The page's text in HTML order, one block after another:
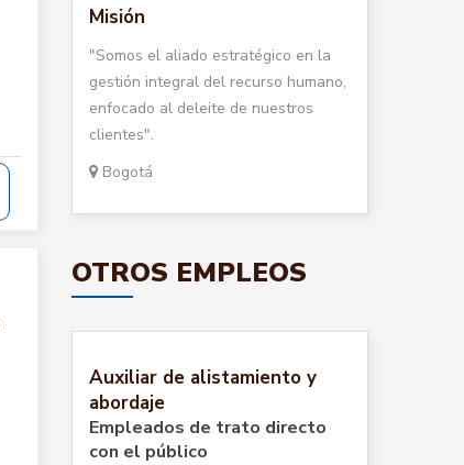
Misión
"Somos el aliado estratégico en la
gestión integral del recurso humano,
enfocado al deleite de nuestros
clientes".
Bogotá
OTROS EMPLEOS
Auxiliar de alistamiento y
abordaje
Empleados de trato directo
con el público